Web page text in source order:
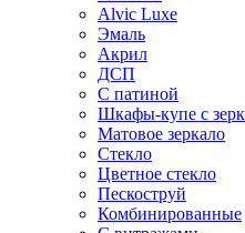
Alvic Luxe
Эмаль
Акрил
ДСП
С патиной
Шкафы-купе с
Матовое зеркало
Стекло
Цветное стекло
Пескоструй
Комбинированные